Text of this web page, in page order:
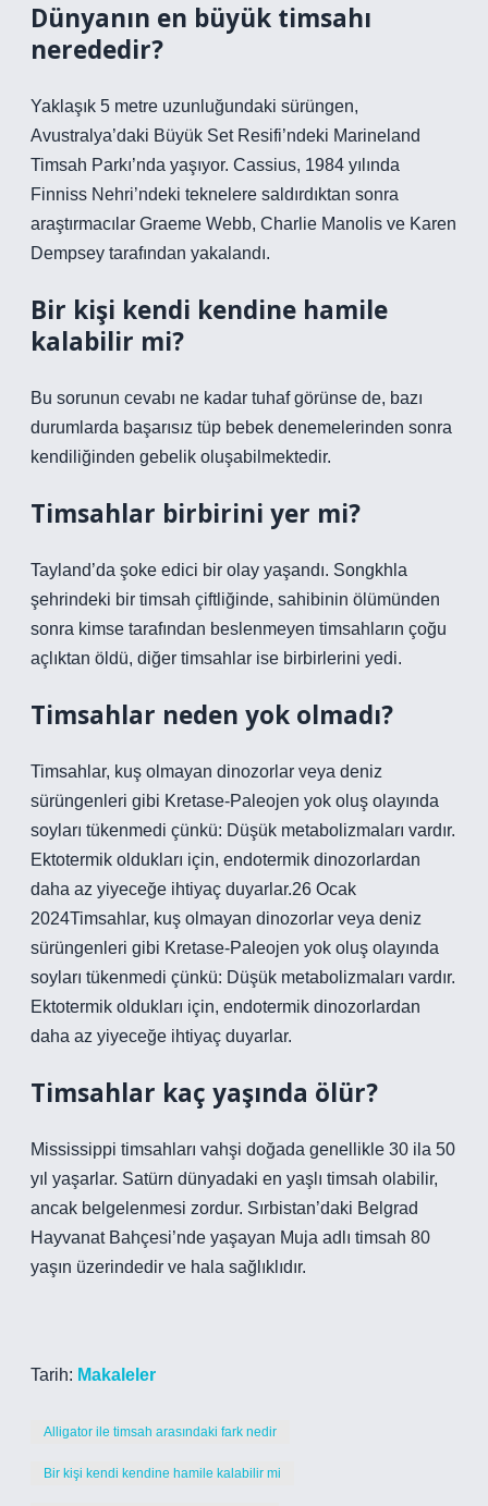
Dünyanın en büyük timsahı
nerededir?
Yaklaşık 5 metre uzunluğundaki sürüngen,
Avustralya’daki Büyük Set Resifi’ndeki Marineland
Timsah Parkı’nda yaşıyor. Cassius, 1984 yılında
Finniss Nehri’ndeki teknelere saldırdıktan sonra
araştırmacılar Graeme Webb, Charlie Manolis ve Karen
Dempsey tarafından yakalandı.
Bir kişi kendi kendine hamile
kalabilir mi?
Bu sorunun cevabı ne kadar tuhaf görünse de, bazı
durumlarda başarısız tüp bebek denemelerinden sonra
kendiliğinden gebelik oluşabilmektedir.
Timsahlar birbirini yer mi?
Tayland’da şoke edici bir olay yaşandı. Songkhla
şehrindeki bir timsah çiftliğinde, sahibinin ölümünden
sonra kimse tarafından beslenmeyen timsahların çoğu
açlıktan öldü, diğer timsahlar ise birbirlerini yedi.
Timsahlar neden yok olmadı?
Timsahlar, kuş olmayan dinozorlar veya deniz
sürüngenleri gibi Kretase-Paleojen yok oluş olayında
soyları tükenmedi çünkü: Düşük metabolizmaları vardır.
Ektotermik oldukları için, endotermik dinozorlardan
daha az yiyeceğe ihtiyaç duyarlar.26 Ocak
2024Timsahlar, kuş olmayan dinozorlar veya deniz
sürüngenleri gibi Kretase-Paleojen yok oluş olayında
soyları tükenmedi çünkü: Düşük metabolizmaları vardır.
Ektotermik oldukları için, endotermik dinozorlardan
daha az yiyeceğe ihtiyaç duyarlar.
Timsahlar kaç yaşında ölür?
Mississippi timsahları vahşi doğada genellikle 30 ila 50
yıl yaşarlar. Satürn dünyadaki en yaşlı timsah olabilir,
ancak belgelenmesi zordur. Sırbistan’daki Belgrad
Hayvanat Bahçesi’nde yaşayan Muja adlı timsah 80
yaşın üzerindedir ve hala sağlıklıdır.
Tarih: Makaleler
Alligator ile timsah arasındaki fark nedir
Bir kişi kendi kendine hamile kalabilir mi